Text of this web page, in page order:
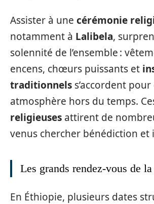
Assister à une cérémonie
notamment à Lalibela,
solennité de l’ensemble :
encens, chœurs puissants et
traditionnels s’accordent
atmosphère hors du temps.
religieuses attirent de
venus chercher bénédiction et
Les grands rendez-vous de
En Éthiopie, plusieurs dates